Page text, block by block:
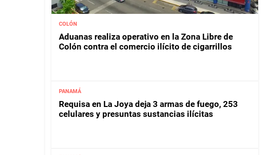
COLÓN
Aduanas realiza operativo en la Zona Libre de
Colón contra el comercio ilícito de cigarrillos
PANAMÁ
Requisa en La Joya deja 3 armas de fuego, 253
celulares y presuntas sustancias ilícitas